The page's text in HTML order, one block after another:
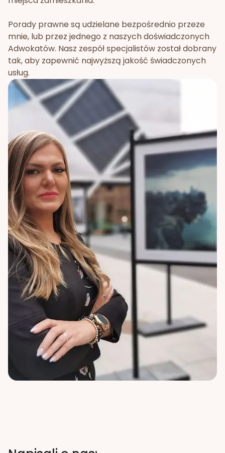
Porady prawne są udzielane bezpośrednio przeze
mnie, lub przez jednego z naszych doświadczonych
Adwokatów. Nasz zespół specjalistów został dobrany
tak, aby zapewnić najwyższą jakość świadczonych
usług.